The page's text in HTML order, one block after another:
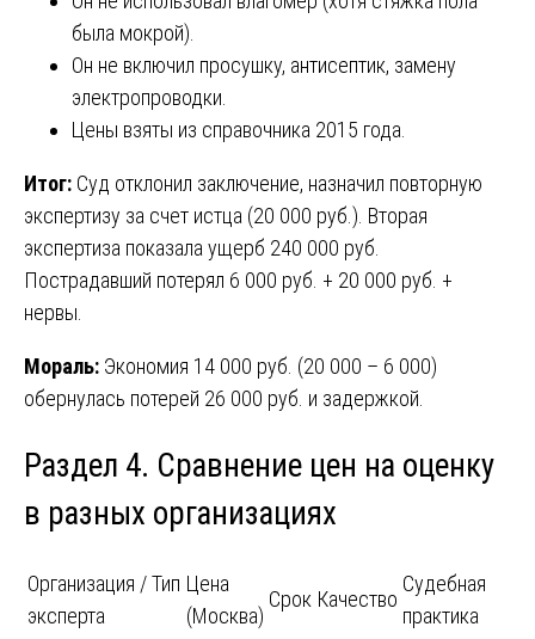
была мокрой).
Он не включил просушку, антисептик, замену
электропроводки.
Цены взяты из справочника 2015 года.
Итог: Суд отклонил заключение, назначил повторную
экспертизу за счет истца (20 000 руб.). Вторая
экспертиза показала ущерб 240 000 руб.
Пострадавший потерял 6 000 руб. + 20 000 руб. +
нервы.
Мораль: Экономия 14 000 руб. (20 000 – 6 000)
обернулась потерей 26 000 руб. и задержкой.
Раздел 4. Сравнение цен на оценку
в разных организациях
Организация / Тип
эксперта
Цена
(Москва)
Срок Качество
Судебная
практика